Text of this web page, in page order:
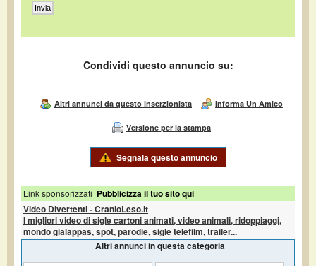
Condividi questo annuncio su:
Altri annunci da questo inserzionista Informa Un Amico
Versione per la stampa
Segnala questo annuncio
Link sponsorizzati Pubblicizza il tuo sito qui
Video Divertenti - CranioLeso.it
I migliori video di sigle cartoni animati, video animali, ridoppiaggi,
mondo gialappas, spot, parodie, sigle telefilm, trailer...
Altri annunci in questa categoria